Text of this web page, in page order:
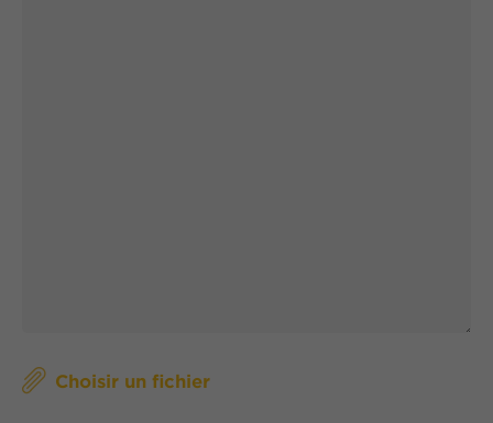
Choisir un fichier